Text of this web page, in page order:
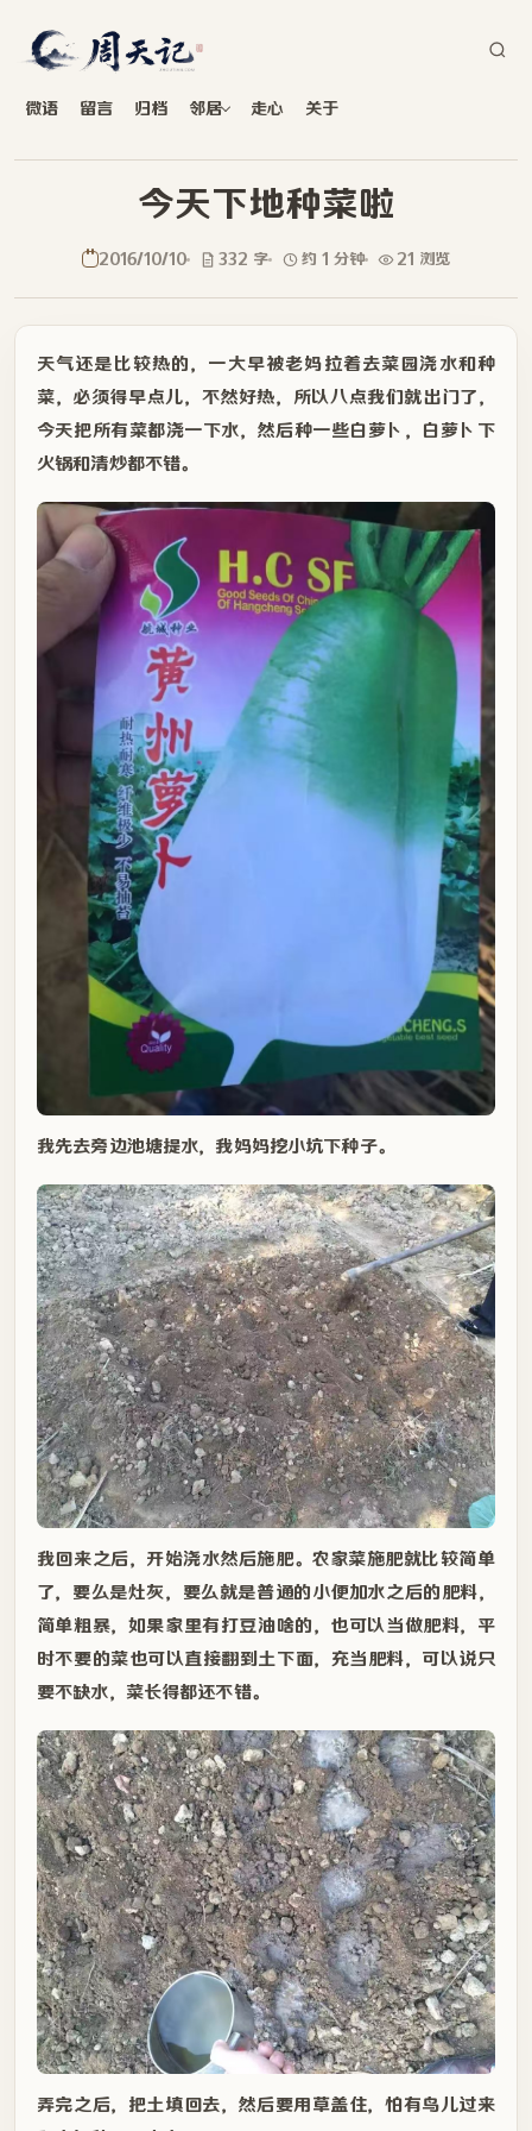
微语 留言 归档 邻居 走心 关于
今天下地种菜啦
2016/10/10 332 字 约 1 分钟 21 浏览
天气还是比较热的，一大早被老妈拉着去菜园浇水和种
菜，必须得早点儿，不然好热，所以八点我们就出门了，
今天把所有菜都浇一下水，然后种一些白萝卜，白萝卜下
火锅和清炒都不错。
我先去旁边池塘提水，我妈妈挖小坑下种子。
我回来之后，开始浇水然后施肥。农家菜施肥就比较简单
了，要么是灶灰，要么就是普通的小便加水之后的肥料，
简单粗暴，如果家里有打豆油啥的，也可以当做肥料，平
时不要的菜也可以直接翻到土下面，充当肥料，可以说只
要不缺水，菜长得都还不错。
弄完之后，把土填回去，然后要用草盖住，怕有鸟儿过来